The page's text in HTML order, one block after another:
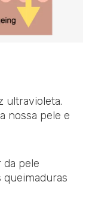
ultravioleta.
nossa pele e
da pele
queimaduras